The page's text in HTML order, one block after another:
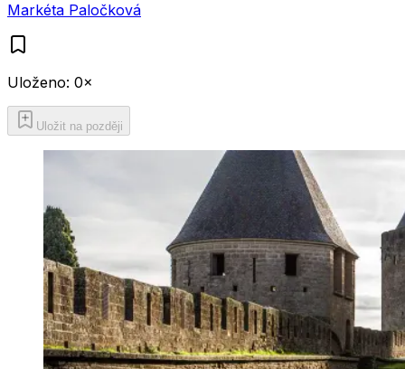
Markéta Paločková
Uloženo: 0×
Uložit na později